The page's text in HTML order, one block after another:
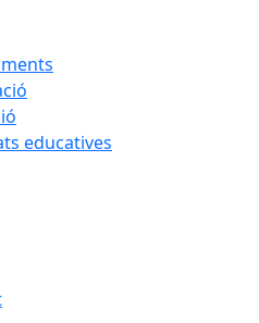
educatives